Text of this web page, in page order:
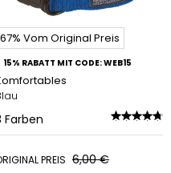
67% Vom Original Preis
15% RABATT MIT CODE: WEB15
Farben
PREIS 6,00 €